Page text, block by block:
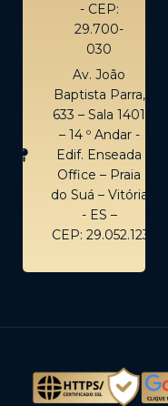
- CEP:
29.700-
030
Av. João
Baptista Parra,
633 – Sala 1401
– 14 º Andar -
Edif. Enseada
Office – Praia
do Suá – Vitória
- ES –
CEP: 29.052.123